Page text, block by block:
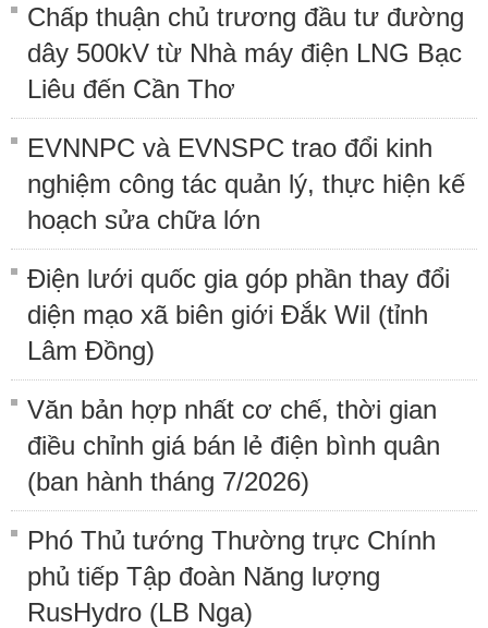
Chấp thuận chủ trương đầu tư đường
dây 500kV từ Nhà máy điện LNG Bạc
Liêu đến Cần Thơ
EVNNPC và EVNSPC trao đổi kinh
nghiệm công tác quản lý, thực hiện kế
hoạch sửa chữa lớn
Điện lưới quốc gia góp phần thay đổi
diện mạo xã biên giới Đắk Wil (tỉnh
Lâm Đồng)
Văn bản hợp nhất cơ chế, thời gian
điều chỉnh giá bán lẻ điện bình quân
(ban hành tháng 7/2026)
Phó Thủ tướng Thường trực Chính
phủ tiếp Tập đoàn Năng lượng
RusHydro (LB Nga)